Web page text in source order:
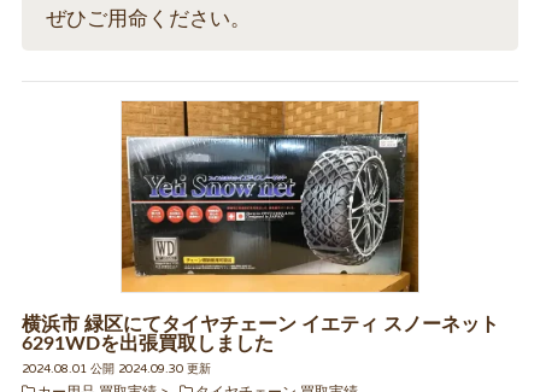
ぜひご用命ください。
横浜市 緑区にてタイヤチェーン イエティ スノーネット
6291WDを出張買取しました
2024.08.01 公開 2024.09.30 更新